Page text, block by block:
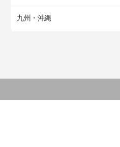
九州・沖縄